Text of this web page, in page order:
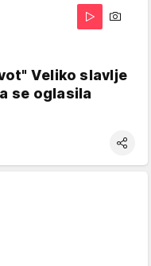
Veliko slavlje
se oglasila